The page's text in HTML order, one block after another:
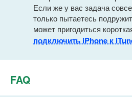
Если же у вас задача
только пытаетесь
может пригодиться
подключить iPhone к
FAQ